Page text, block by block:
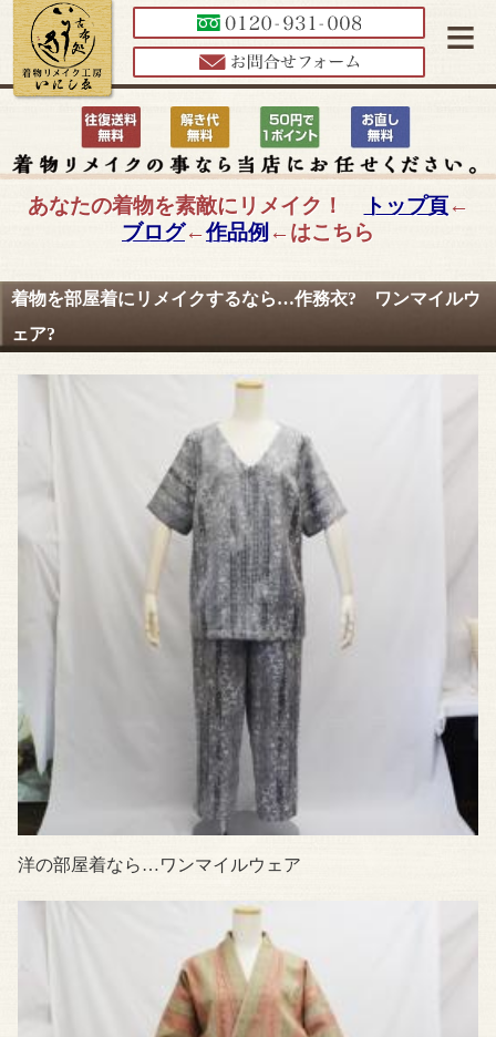
≡
あなたの着物を素敵にリメイク！ トップ頁←
ブログ←作品例 ←はこちら
着物を部屋着にリメイクするなら…作務衣? ワンマイルウ
ェア?
洋の部屋着なら…ワンマイルウェア